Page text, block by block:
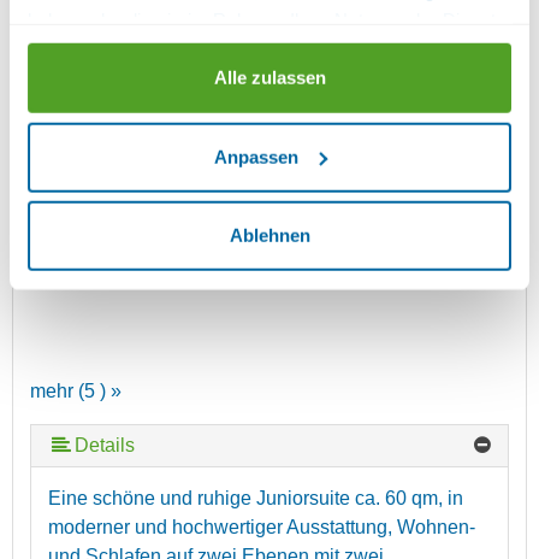
gesammelt haben.
Alle zulassen
Anpassen
Ablehnen
mehr (5 ) »
mehr (5 ) »
Details
Eine schöne und ruhige Juniorsuite ca. 60 qm, in
moderner und hochwertiger Ausstattung, Wohnen-